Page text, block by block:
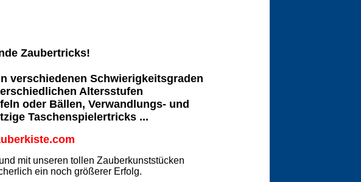
Zaubertricks!
verschiedenen Schwierigkeitsgraden
Altersstufen
oder Bällen, Verwandlungs- und
Taschenspielertricks ...
mit unseren tollen Zauberkunststücken
ein noch größerer Erfolg.